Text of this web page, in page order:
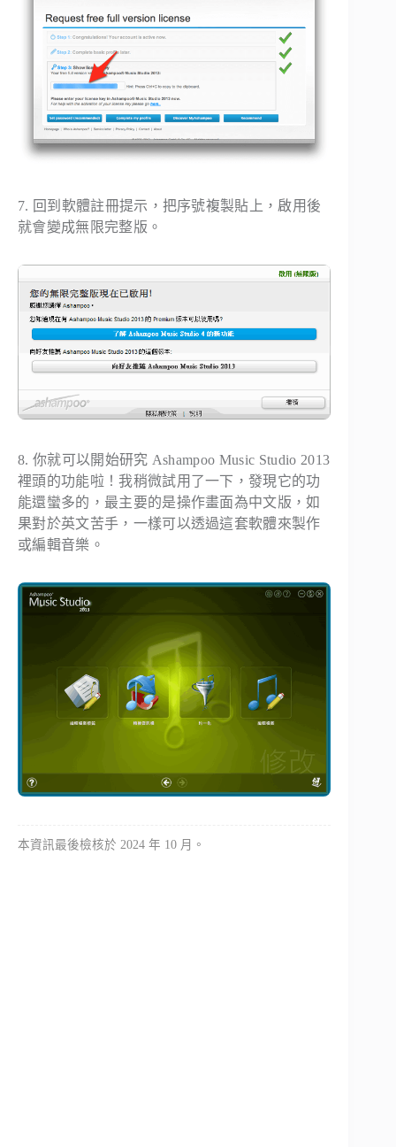
7. 回到軟體註冊提示，把序號複製貼上，啟用後
就會變成無限完整版。
8. 你就可以開始研究 Ashampoo Music Studio 2013
裡頭的功能啦！我稍微試用了一下，發現它的功
能還蠻多的，最主要的是操作畫面為中文版，如
果對於英文苦手，一樣可以透過這套軟體來製作
或編輯音樂。
本資訊最後檢核於 2024 年 10 月。